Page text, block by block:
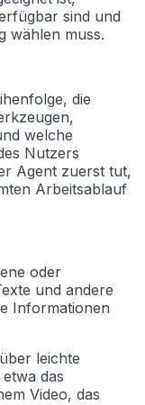
sind und
wählen muss.
die
welche
Nutzers
Agent zuerst tut,
Arbeitsablauf
oder
und andere
Informationen
leichte
das
Video, das